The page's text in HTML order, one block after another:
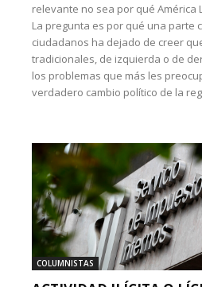
relevante no sea por qué América
La pregunta es por qué una parte
ciudadanos ha dejado de creer
tradicionales, de izquierda o de
los problemas que más les
verdadero cambio político de la
COLUMNISTAS